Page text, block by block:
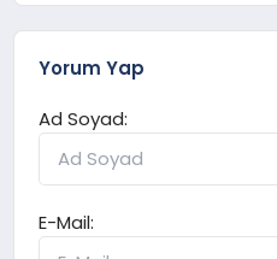
Yorum Yap
Ad Soyad:
E-Mail: